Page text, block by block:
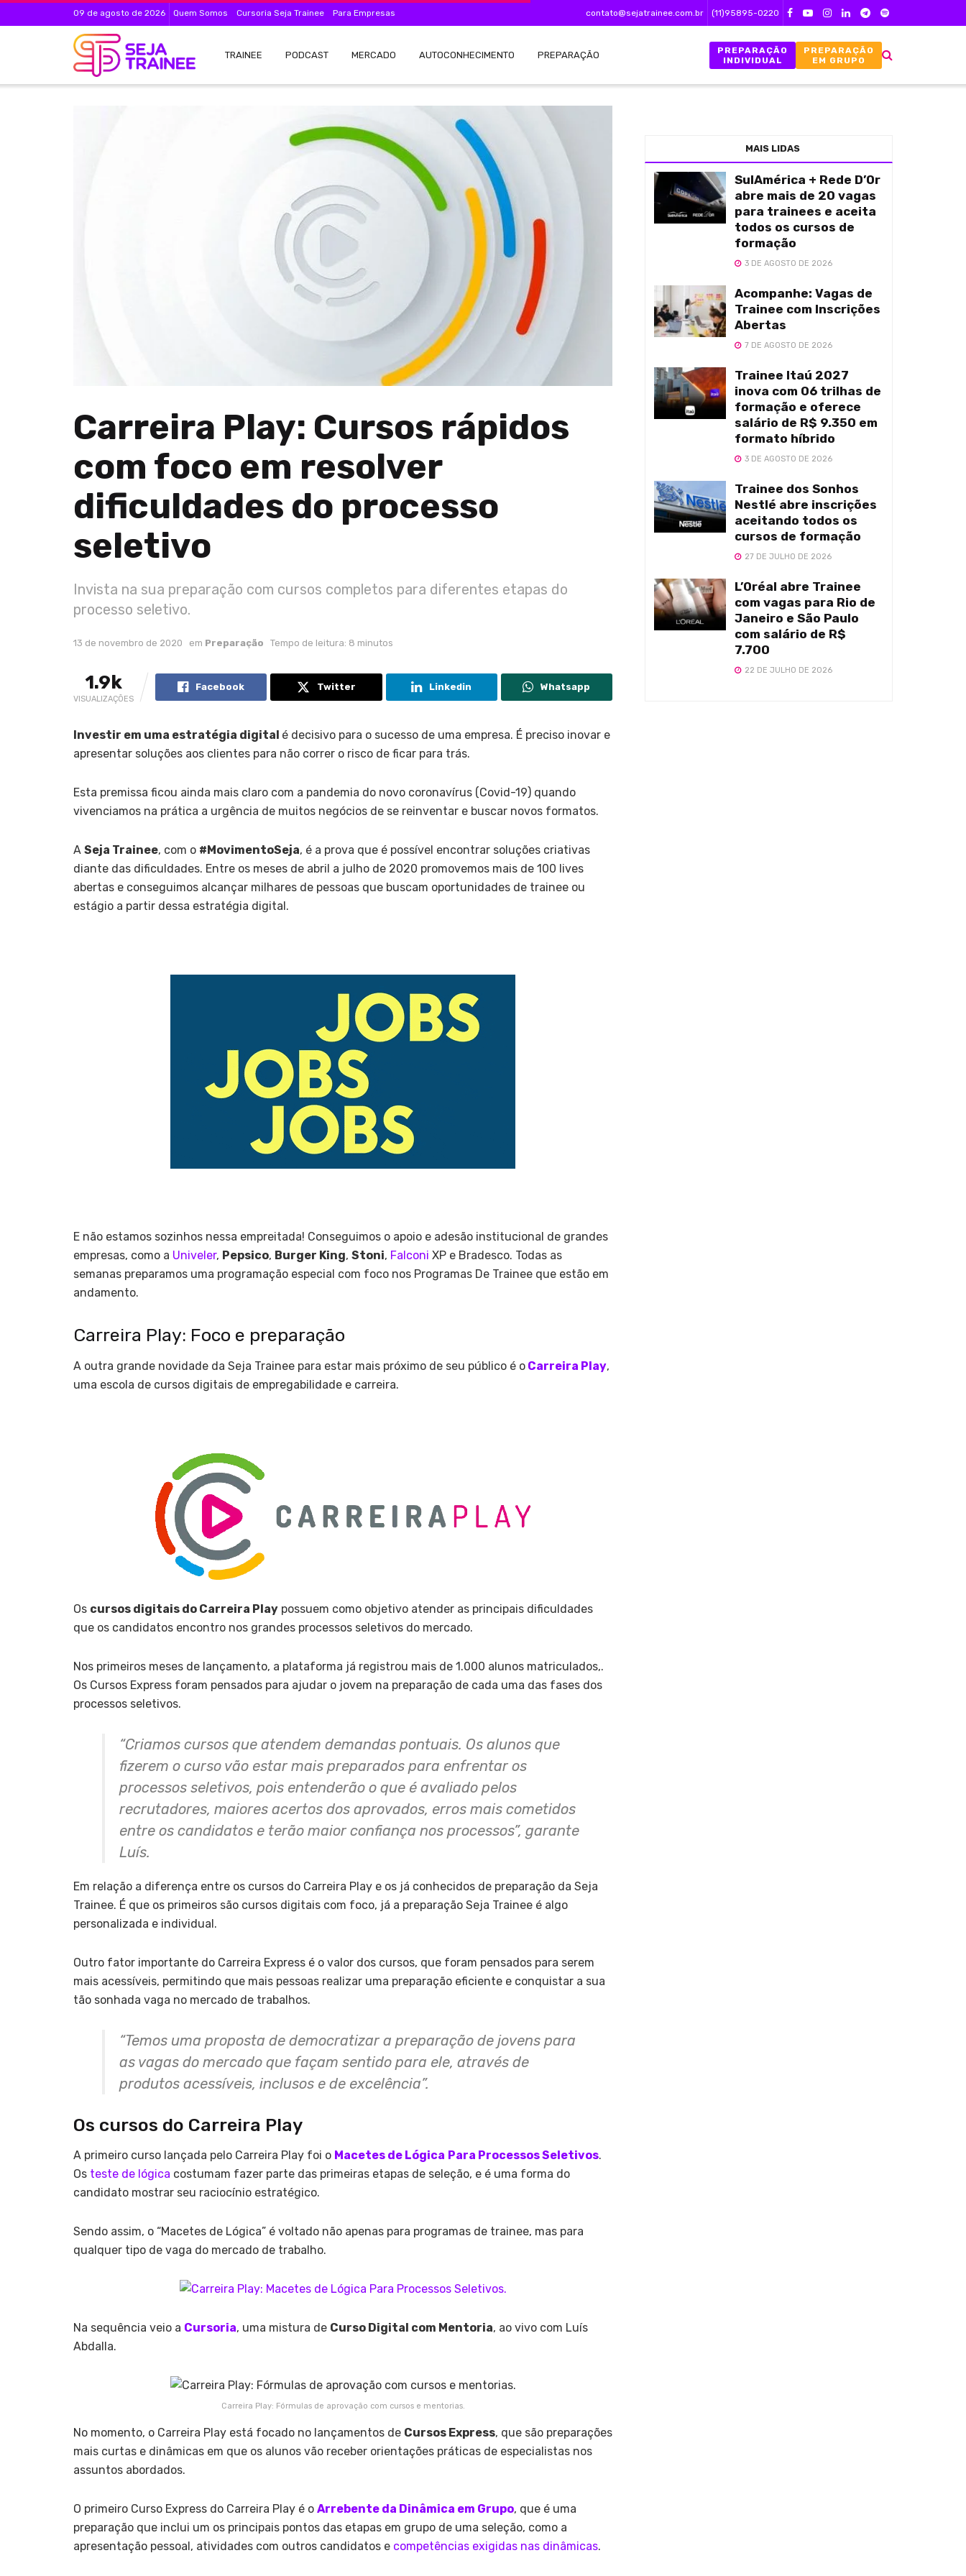
09 de agosto de 2026 Quem Somos Cursoria Seja Trainee Para Empresas contato@sejatrainee.com.br (11)95895-0220
TRAINEE PODCAST MERCADO AUTOCONHECIMENTO PREPARAÇÃO
PREPARAÇÃO
INDIVIDUAL
PREPARAÇÃO
EM GRUPO
Carreira Play: Cursos rápidos
com foco em resolver
dificuldades do processo
seletivo
Invista na sua preparação com cursos completos para diferentes etapas do
processo seletivo.
13 de novembro de 2020 em Preparação Tempo de leitura: 8 minutos
1.9k
VISUALIZAÇÕES
Facebook Twitter Linkedin Whatsapp
Investir em uma estratégia digital é decisivo para o sucesso de uma empresa. É preciso inovar e
apresentar soluções aos clientes para não correr o risco de ficar para trás.
Esta premissa ficou ainda mais claro com a pandemia do novo coronavírus (Covid-19) quando
vivenciamos na prática a urgência de muitos negócios de se reinventar e buscar novos formatos.
A Seja Trainee, com o #MovimentoSeja, é a prova que é possível encontrar soluções criativas
diante das dificuldades. Entre os meses de abril a julho de 2020 promovemos mais de 100 lives
abertas e conseguimos alcançar milhares de pessoas que buscam oportunidades de trainee ou
estágio a partir dessa estratégia digital.
E não estamos sozinhos nessa empreitada! Conseguimos o apoio e adesão institucional de grandes
empresas, como a Univeler, Pepsico, Burger King, Stoni, Falconi XP e Bradesco. Todas as
semanas preparamos uma programação especial com foco nos Programas De Trainee que estão em
andamento.
Carreira Play: Foco e preparação
A outra grande novidade da Seja Trainee para estar mais próximo de seu público é o Carreira Play,
uma escola de cursos digitais de empregabilidade e carreira.
Os cursos digitais do Carreira Play possuem como objetivo atender as principais dificuldades
que os candidatos encontro nos grandes processos seletivos do mercado.
Nos primeiros meses de lançamento, a plataforma já registrou mais de 1.000 alunos matriculados,.
Os Cursos Express foram pensados para ajudar o jovem na preparação de cada uma das fases dos
processos seletivos.
“Criamos cursos que atendem demandas pontuais. Os alunos que
fizerem o curso vão estar mais preparados para enfrentar os
processos seletivos, pois entenderão o que é avaliado pelos
recrutadores, maiores acertos dos aprovados, erros mais cometidos
entre os candidatos e terão maior confiança nos processos”, garante
Luís.
Em relação a diferença entre os cursos do Carreira Play e os já conhecidos de preparação da Seja
Trainee. É que os primeiros são cursos digitais com foco, já a preparação Seja Trainee é algo
personalizada e individual.
Outro fator importante do Carreira Express é o valor dos cursos, que foram pensados para serem
mais acessíveis, permitindo que mais pessoas realizar uma preparação eficiente e conquistar a sua
tão sonhada vaga no mercado de trabalhos.
“Temos uma proposta de democratizar a preparação de jovens para
as vagas do mercado que façam sentido para ele, através de
produtos acessíveis, inclusos e de excelência”.
Os cursos do Carreira Play
A primeiro curso lançada pelo Carreira Play foi o Macetes de Lógica Para Processos Seletivos.
Os teste de lógica costumam fazer parte das primeiras etapas de seleção, e é uma forma do
candidato mostrar seu raciocínio estratégico.
Sendo assim, o “Macetes de Lógica” é voltado não apenas para programas de trainee, mas para
qualquer tipo de vaga do mercado de trabalho.
Na sequência veio a Cursoria, uma mistura de Curso Digital com Mentoria, ao vivo com Luís
Abdalla.
Carreira Play: Fórmulas de aprovação com cursos e mentorias.
No momento, o Carreira Play está focado no lançamentos de Cursos Express, que são preparações
mais curtas e dinâmicas em que os alunos vão receber orientações práticas de especialistas nos
assuntos abordados.
O primeiro Curso Express do Carreira Play é o Arrebente da Dinâmica em Grupo, que é uma
preparação que inclui um os principais pontos das etapas em grupo de uma seleção, como a
apresentação pessoal, atividades com outros candidatos e competências exigidas nas dinâmicas.
MAIS LIDAS
SulAmérica + Rede D’Or
abre mais de 20 vagas
para trainees e aceita
todos os cursos de
formação
3 DE AGOSTO DE 2026
Acompanhe: Vagas de
Trainee com Inscrições
Abertas
7 DE AGOSTO DE 2026
Trainee Itaú 2027
inova com 06 trilhas de
formação e oferece
salário de R$ 9.350 em
formato híbrido
3 DE AGOSTO DE 2026
Trainee dos Sonhos
Nestlé abre inscrições
aceitando todos os
cursos de formação
27 DE JULHO DE 2026
L’Oréal abre Trainee
com vagas para Rio de
Janeiro e São Paulo
com salário de R$
7.700
22 DE JULHO DE 2026